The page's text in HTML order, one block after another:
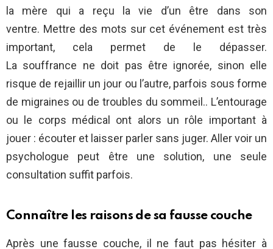
la mère qui a reçu la vie d’un être dans son
ventre. Mettre des mots sur cet événement est très
important, cela permet de le dépasser.
La souffrance ne doit pas être ignorée, sinon elle
risque de rejaillir un jour ou l’autre, parfois sous forme
de migraines ou de troubles du sommeil.. L’entourage
ou le corps médical ont alors un rôle important à
jouer : écouter et laisser parler sans juger. Aller voir un
psychologue peut être une solution, une seule
consultation suffit parfois.
Connaître les raisons de sa fausse couche
Après une fausse couche, il ne faut pas hésiter à